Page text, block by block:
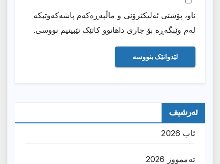
ناو، پۆستی ئەلیکترۆنی و ماڵپەڕەکەم پاشەکەوتبکە
لەم وێبگەڕە بۆ جاری داهاتوو کاتێک تێبینیم نووسی.
ئەرشیف
ئاب 2026
تەممووز 2026